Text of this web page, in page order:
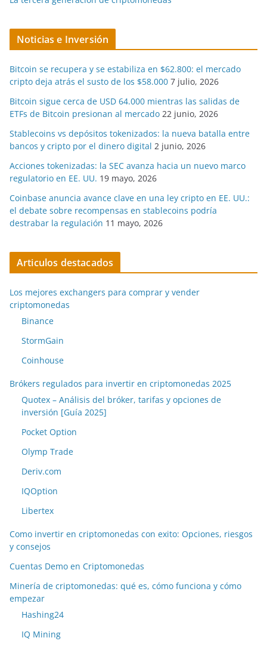
Noticias e Inversión
Bitcoin se recupera y se estabiliza en $62.800: el mercado
cripto deja atrás el susto de los $58.000 7 julio, 2026
Bitcoin sigue cerca de USD 64.000 mientras las salidas de
ETFs de Bitcoin presionan al mercado 22 junio, 2026
Stablecoins vs depósitos tokenizados: la nueva batalla entre
bancos y cripto por el dinero digital 2 junio, 2026
Acciones tokenizadas: la SEC avanza hacia un nuevo marco
regulatorio en EE. UU. 19 mayo, 2026
Coinbase anuncia avance clave en una ley cripto en EE. UU.:
el debate sobre recompensas en stablecoins podría
destrabar la regulación 11 mayo, 2026
Articulos destacados
Los mejores exchangers para comprar y vender
criptomonedas
Binance
StormGain
Coinhouse
Brókers regulados para invertir en criptomonedas 2025
Quotex – Análisis del bróker, tarifas y opciones de
inversión [Guía 2025]
Pocket Option
Olymp Trade
Deriv.com
IQOption
Libertex
Como invertir en criptomonedas con exito: Opciones, riesgos
y consejos
Cuentas Demo en Criptomonedas
Minería de criptomonedas: qué es, cómo funciona y cómo
empezar
Hashing24
IQ Mining